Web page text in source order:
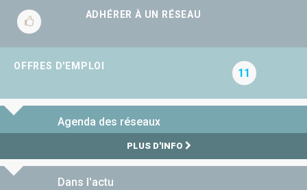
ADHÉRER À UN RÉSEAU
OFFRES D'EMPLOI
11
Agenda des réseaux
PLUS D'INFO
Dans l'actu